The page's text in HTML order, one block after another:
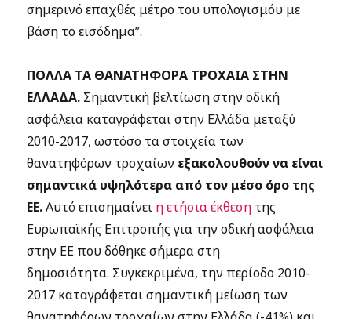
σημερινό επαχθές μέτρο του υπολογισμόυ με
βάση το εισόδημα”.
ΠΟΛΛΑ ΤΑ ΘΑΝΑΤΗΦΟΡΑ ΤΡΟΧΑΙΑ ΣΤΗΝ
ΕΛΛΑΔΑ. Σημαντική βελτίωση στην οδική
ασφάλεια καταγράφεται στην Ελλάδα μεταξύ
2010-2017, ωστόσο τα στοιχεία των
θανατηφόρων τροχαίων εξακολουθούν να είναι
σημαντικά υψηλότερα από τον μέσο όρο της
ΕΕ.Αυτό επισημαίνει η ετήσια έκθεση της
Ευρωπαϊκής Επιτροπής για την οδική ασφάλεια
στην ΕΕ που δόθηκε σήμερα στη
δημοσιότητα. Συγκεκριμένα, την περίοδο 2010-
2017 καταγράφεται σημαντική μείωση των